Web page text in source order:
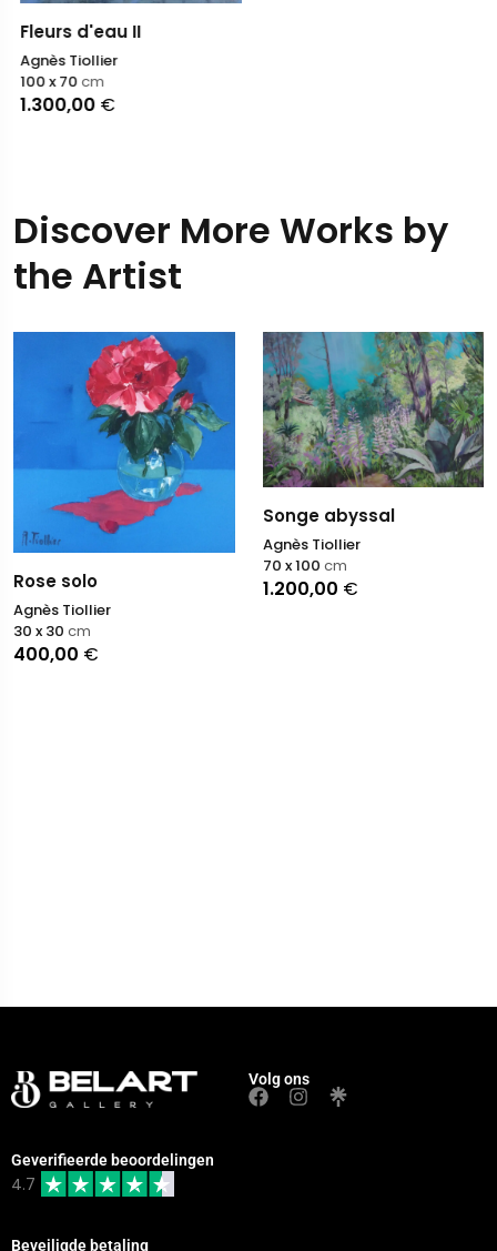
Fleurs d'eau II
Agnès Tiollier
1.300,00€
100 x 70cm
Discover More Works by
the Artist
Rose solo
Agnès Tiollier
400,00 €
30 x 30 cm
Songe abyssal
Agnès Tiollier
1.200,00 €
70 x 100 cm
Volg ons
Geverifieerde beoordelingen
4.7
Beveiligde betaling